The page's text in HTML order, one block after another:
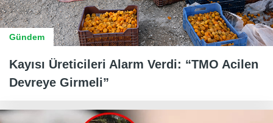
Gündem
Kayısı Üreticileri Alarm Verdi: “TMO Acilen
Devreye Girmeli”